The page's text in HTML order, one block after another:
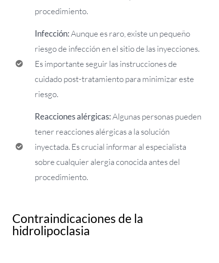
procedimiento.
Infección:Aunque es raro, existe un pequeño
riesgo de infección en el sitio de las inyecciones.
Es importante seguir las instrucciones de
cuidado post-tratamiento para minimizar este
riesgo.
Reacciones alérgicas:Algunas personas pueden
tener reacciones alérgicas a la solución
inyectada. Es crucial informar al especialista
sobre cualquier alergia conocida antes del
procedimiento.
Contraindicaciones de la
hidrolipoclasia